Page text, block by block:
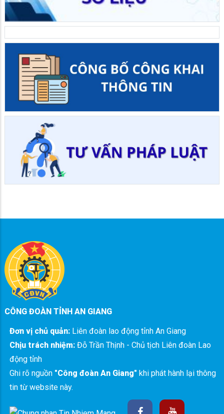
CÔNG ĐOÀN TỈNH AN GIANG
Đơn vị chủ quản: Liên đoàn lao động tỉnh An Giang
Chịu trách nhiệm: Đỗ Trần Thịnh - Chủ tịch Liên đoàn Lao
động tỉnh
Ghi rõ nguồn "Công đoàn An Giang" khi phát hành lại thông
tin từ website này.